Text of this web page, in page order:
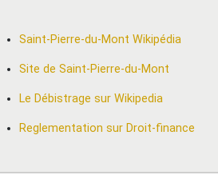
Saint-Pierre-du-Mont Wikipédia
Site de Saint-Pierre-du-Mont
Le Débistrage sur Wikipedia
Reglementation sur Droit-finance